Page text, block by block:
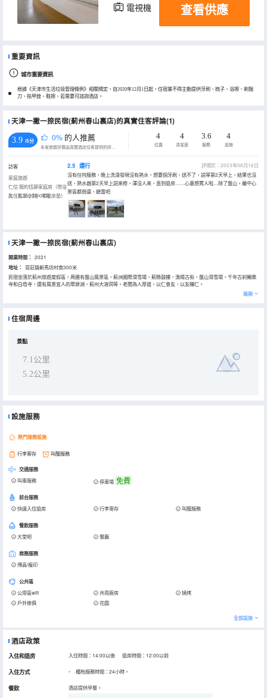
電視機 查看供應
重要資訊
城市重要資訊
根據《天津市生活垃圾管理條例》相關規定，自2020年12月1日起，住宿業不得主動提供牙刷、梳子、浴擦、剃鬚
刀、指甲銼、鞋擦，若需要可諮詢酒店。
天津一撇一捺民宿(薊州春山裏店)的真實住客評論(1)
3.9 /5分 0% 的人推薦
永安旅遊評價由真實酒店住客提供的評價。
4
位置
4
清潔度
3.6
服務
4
設施
訪客
家庭旅遊
仁信·簡約恬靜家庭房（帶浴
缸、私享小院、零壓床墊）
入住於2023年08月
2.5 還行
評價於：2023年08月16日
沒有任何服務，晚上洗澡發現沒有熱水，想要個牙刷，送不了，説等第2天早上，結果也沒
送，熱水器第2天早上説來修，澤沒人來，直到退房……心裏想罵人啦…除了盤山，離中心
景區都很遠，避雷吧
天津一撇一捺民宿(薊州春山裏店)
開業時間： 2021
地址：
官莊鎮新馬坊村南300米
民宿坐落於薊州旅遊度假區，周邊有盤山風景區，薊洲國際滑雪場，薊縣鼓樓，漁陽古街，盤山滑雪場，千年古剎獨樂
寺和白塔寺，還有風景宜人的翠屏湖，薊州大溶洞等。老闆為人厚道，以仁會友，以友輔仁。
走進民宿，映入眼簾的是古樸中不乏現代感的四合院，院內每個房間各具特色。有國風古箏房，有懷舊留聲機房，兒童
閒坐院內，空靈的陽光毫不吝嗇地鋪灑下來，讀書、咖啡、或是下午茶，枕雲而眠，讓你在薊州的每一天，都是陽光燦
展開
住宿周邊
景點
7.1公里
5.2公里
設施服務
熱門服務設施
行李寄存 叫醒服務
交通服務
叫車服務 停車場 免費
前台服務
快速入住退房 行李寄存 叫醒服務
餐飲服務
大堂吧 餐廳
商務服務
傳真/複印
公共區
公用區wifi 共用廚房
燒烤
戶外傢俱
花園
全部設施
酒店政策
入住和退房 入住時間：14:00以後 退房時間：12:00以前
入住方式 櫃枱服務時間：24小時。
餐飲 酒店提供早餐。